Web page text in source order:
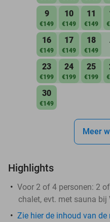
9
€149
10
€149
11
€149
16
€149
17
€149
18
€149
23
€199
24
€199
25
€199
30
€149
Meer
Highlights
Voor 2 of 4 personen: 2
chalet, evt. met sauna
Zie hier de inhoud van